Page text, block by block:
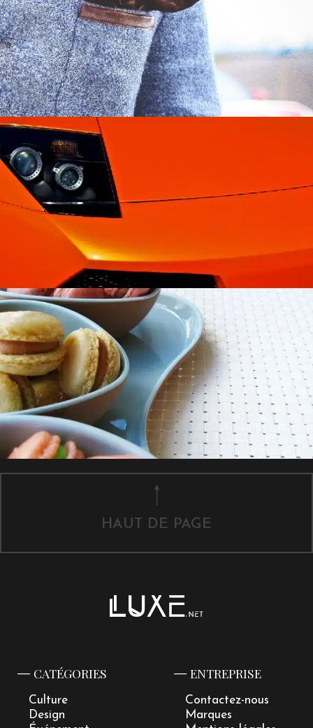
HAUT DE PAGE
CATÉGORIES
Culture
Design
ENTREPRISE
Contactez-nous
Marques